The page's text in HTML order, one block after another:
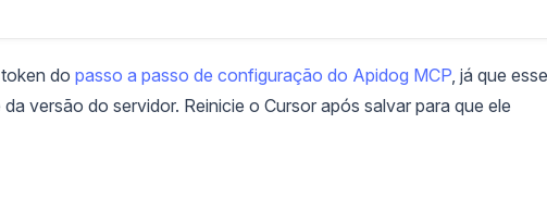
do passo a passo de configuração do Apidog MCP , já que
versão do servidor. Reinicie o Cursor após salvar para que ele